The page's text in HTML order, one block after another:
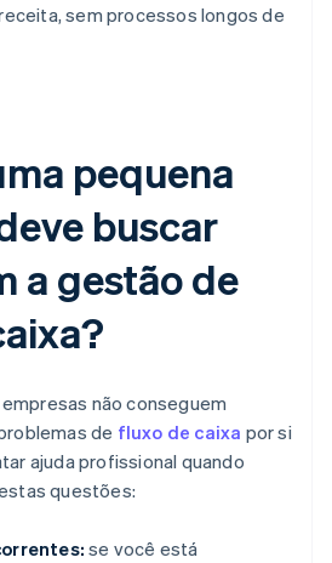
sem processos longos de
pequena
buscar
a gestão de
não conseguem
de fluxo de caixa por si
ajuda profissional quando
questões:
se você está